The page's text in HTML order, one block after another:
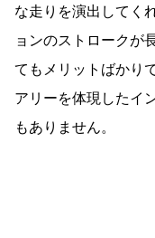
な走りを演出してく
ョンのストロークが
てもメリットばかり
アリーを体現したイ
もありません。